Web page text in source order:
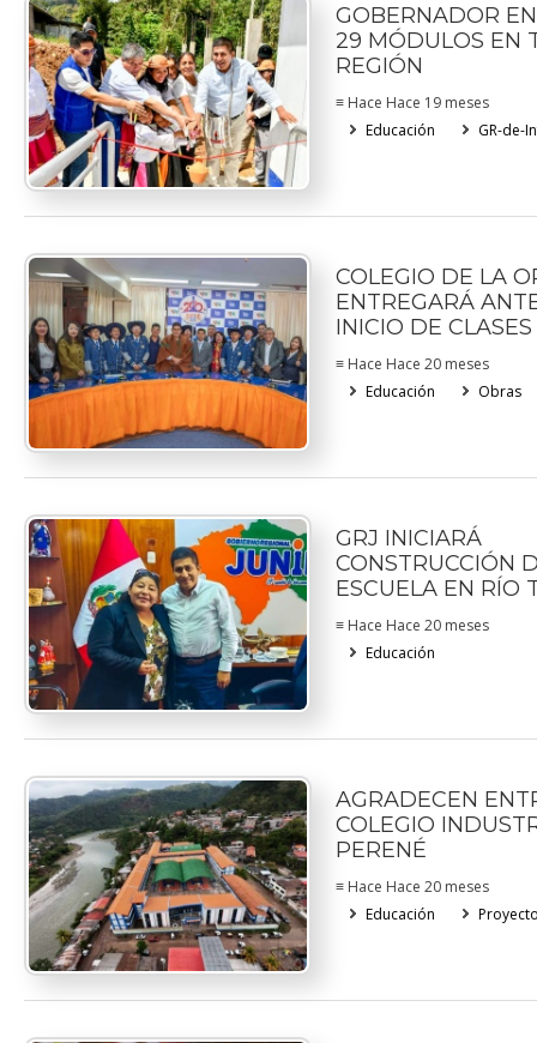
GOBERNADOR
29 MÓDULOS EN
REGIÓN
≡ Hace Hace 19 meses
Educación
GR-de-
COLEGIO DE LA
ENTREGARÁ
INICIO DE CLASES
≡ Hace Hace 20 meses
Educación
Obras
GRJ INICIARÁ
CONSTRUCCIÓN
ESCUELA EN RÍO
≡ Hace Hace 20 meses
Educación
AGRADECEN
COLEGIO
PERENÉ
≡ Hace Hace 20 meses
Educación